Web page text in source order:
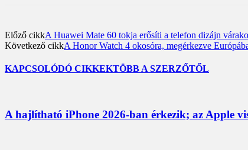
Előző cikkA Huawei Mate 60 tokja erősíti a telefon dizájn
Következő cikkA Honor Watch 4 okosóra, megérkezve
KAPCSOLÓDÓ CIKKEKTÖBB A SZERZŐTŐL
A hajlítható iPhone 2026-ban érkezik; az Apple